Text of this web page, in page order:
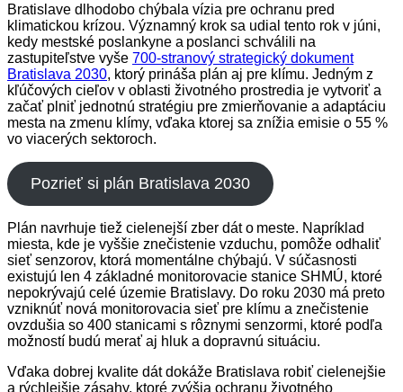
Bratislave dlhodobo chýbala vízia pre ochranu pred
klimatickou krízou. Významný krok sa udial tento rok v júni,
kedy mestské poslankyne a poslanci schválili na
zastupiteľstve vyše 700-stranový strategický dokument
Bratislava 2030, ktorý prináša plán aj pre klímu. Jedným z
kľúčových cieľov v oblasti životného prostredia je vytvoriť a
začať plniť jednotnú stratégiu pre zmierňovanie a adaptáciu
mesta na zmenu klímy, vďaka ktorej sa znížia emisie o 55 %
vo viacerých sektoroch.
Pozrieť si plán Bratislava 2030
Plán navrhuje tiež cielenejší zber dát o meste. Napríklad
miesta, kde je vyššie znečistenie vzduchu, pomôže odhaliť
sieť senzorov, ktorá momentálne chýbajú. V súčasnosti
existujú len 4 základné monitorovacie stanice SHMÚ, ktoré
nepokrývajú celé územie Bratislavy. Do roku 2030 má preto
vzniknúť nová monitorovacia sieť pre klímu a znečistenie
ovzdušia so 400 stanicami s rôznymi senzormi, ktoré podľa
možností budú merať aj hluk a dopravnú situáciu.
Vďaka dobrej kvalite dát dokáže Bratislava robiť cielenejšie
a rýchlejšie zásahy, ktoré zvýšia ochranu životného